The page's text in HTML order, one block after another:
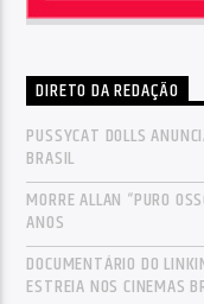
DIRETO DA REDAÇÃO
PUSSYCAT DOLLS
BRASIL
MORRE ALLAN “PURO
ANOS
DOCUMENTÁRIO DO
ESTREIA NOS CINEMAS